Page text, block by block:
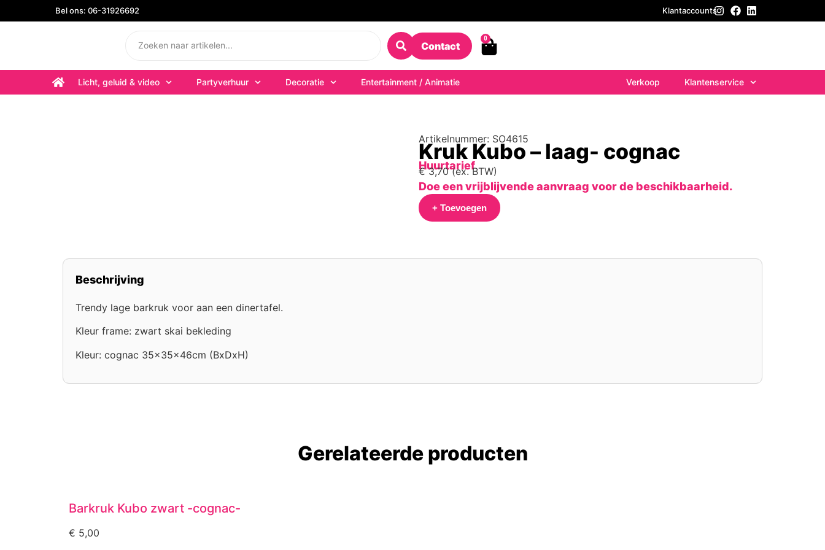
Bel ons: 06-31926692 Klantaccounts
Contact
0
Licht, geluid & video Partyverhuur Decoratie Entertainment / Animatie Verkoop Klantenservice
Artikelnummer: SO4615
Kruk Kubo – laag- cognac
Huurtarief
€3,70(ex. BTW)
Doe een vrijblijvende aanvraag voor de beschikbaarheid.
+ Toevoegen
Beschrijving
Trendy lage barkruk voor aan een dinertafel.
Kleur frame: zwart skai bekleding
Kleur: cognac 35x35x46cm (BxDxH)
Gerelateerde producten
Barkruk Kubo zwart -cognac-
€ 5,00